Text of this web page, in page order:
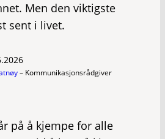
Men den viktigste
sent i livet.
– Kommunikasjonsrådgiver
på å kjempe for alle